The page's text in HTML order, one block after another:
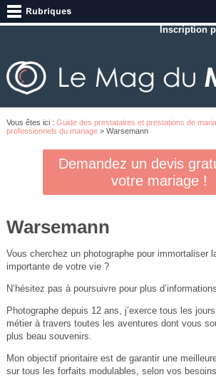
Inscription
Vous êtes ici : Guide des prestataires et prestations de
professionnels du mariage> Warsemann
Demandez un devis
votre mariage !
Warsemann
Vous cherchez un photographe pour immortaliser
importante de votre vie ?
N’hésitez pas à poursuivre pour plus
Photographe depuis 12 ans, j’exerce tous les
métier à travers toutes les aventures dont vous
plus beau souvenirs.
Mon objectif prioritaire est de garantir une
sur tous les forfaits modulables, selon vos